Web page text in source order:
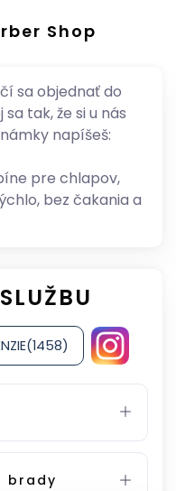
Shop
sa objednať do
sa tak, že si u nás
napíšeš:
pre chlapov,
bez čakania a
brady